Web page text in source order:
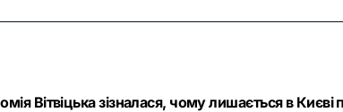
Вітвіцька зізналася, чому лишається в Києві